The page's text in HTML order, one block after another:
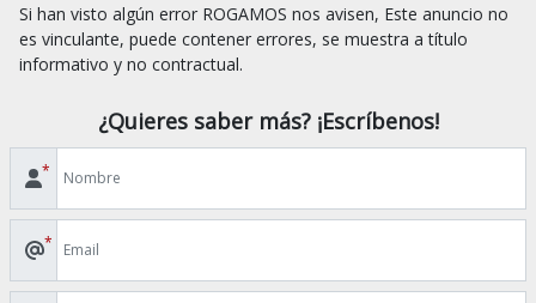
Si han visto algún error ROGAMOS nos avisen, Este anuncio no
es vinculante, puede contener errores, se muestra a título
¿Quieres saber más? ¡Escríbenos!
*
*